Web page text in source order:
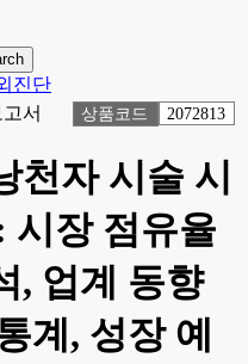
진단
서
상품코드 2072813
천자 시술 시
시장 점유율
, 업계 동향
계, 성장 예